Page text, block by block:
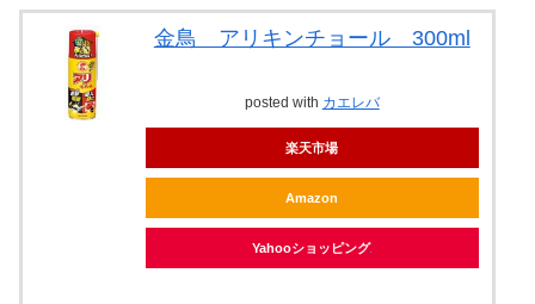
金鳥 アリキンチョール 300ml
posted with カエレバ
楽天市場
Amazon
Yahooショッピング